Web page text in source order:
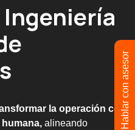
la operación con
alineando
Hablar con asesor